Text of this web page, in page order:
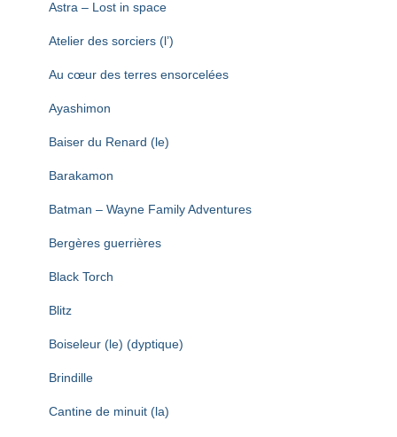
Astra – Lost in space
Atelier des sorciers (l’)
Au cœur des terres ensorcelées
Ayashimon
Baiser du Renard (le)
Barakamon
Batman – Wayne Family Adventures
Bergères guerrières
Black Torch
Blitz
Boiseleur (le) (dyptique)
Brindille
Cantine de minuit (la)